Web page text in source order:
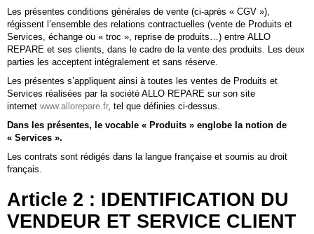
Les présentes conditions générales de vente (ci-après « CGV »),
régissent l’ensemble des relations contractuelles (vente de Produits et
Services, échange ou « troc », reprise de produits…) entre ALLO
REPARE et ses clients, dans le cadre de la vente des produits. Les deux
parties les acceptent intégralement et sans réserve.
Les présentes s’appliquent ainsi à toutes les ventes de Produits et
Services réalisées par la société ALLO REPARE sur son site
internet www.allorepare.fr, tel que définies ci-dessus.
Dans les présentes, le vocable « Produits » englobe la notion de
« Services ».
Les contrats sont rédigés dans la langue française et soumis au droit
français.
Article 2 : IDENTIFICATION DU
VENDEUR ET SERVICE CLIENT